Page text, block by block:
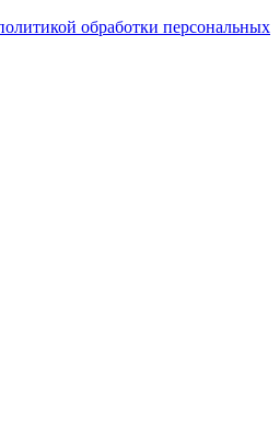
обработки персональных